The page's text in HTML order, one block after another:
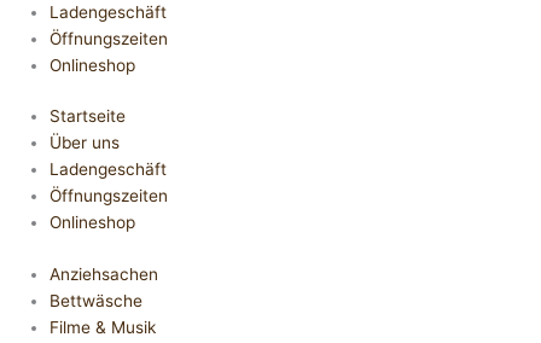
Ladengeschäft
Öffnungszeiten
Onlineshop
Startseite
Über uns
Ladengeschäft
Öffnungszeiten
Onlineshop
Anziehsachen
Bettwäsche
Filme & Musik